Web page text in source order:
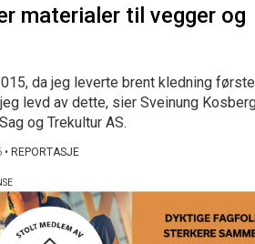
materialer til vegger og
da jeg leverte brent kledning første
levd av dette, sier Sveinung
og Trekultur AS.
• REPORTASJE